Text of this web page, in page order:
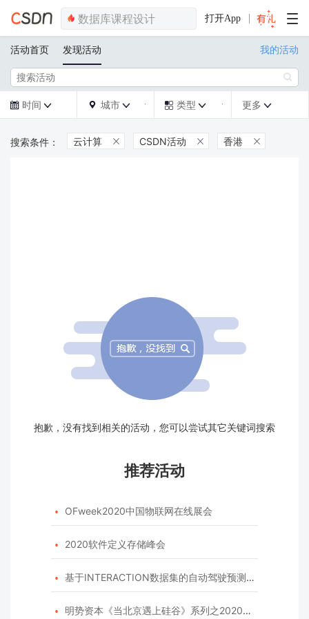
打开App
活动首页 发现活动 我的活动

 时间   城市   类型  更多 
云计算  CSDN活动  香港 
抱歉，没有找到相关的活动，您可以尝试其它关键词搜索
推荐活动
 OFweek2020中国物联网在线展会
 2020软件定义存储峰会
 基于INTERACTION数据集的自动驾驶预测模型挑战赛
 明势资本《当北京遇上硅谷》系列之2020年度开源峰会